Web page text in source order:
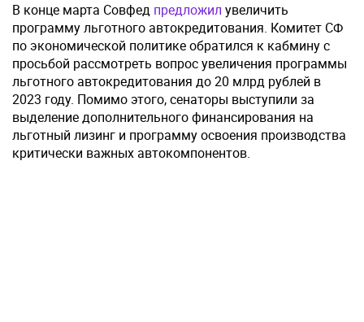
В конце марта Совфед предложил увеличить
программу льготного автокредитования. Комитет СФ
по экономической политике обратился к кабмину с
просьбой рассмотреть вопрос увеличения программы
льготного автокредитования до 20 млрд рублей в
2023 году. Помимо этого, сенаторы выступили за
выделение дополнительного финансирования на
льготный лизинг и программу освоения производства
критически важных автокомпонентов.